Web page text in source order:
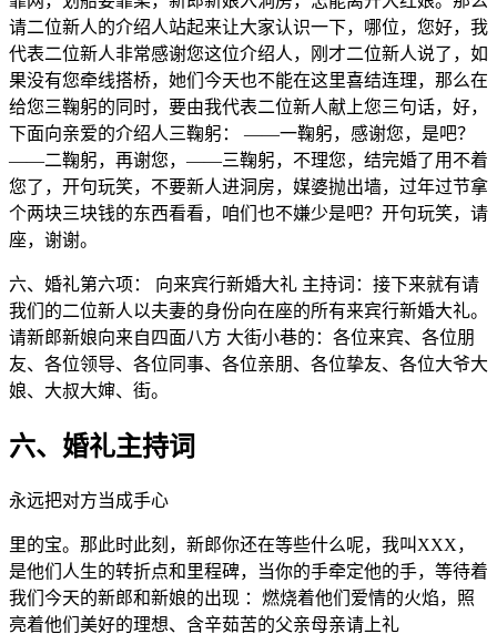
请二位新人的介绍人站起来让大家认识一下，哪位，您好，我
代表二位新人非常感谢您这位介绍人，刚才二位新人说了，如
果没有您牵线搭桥，她们今天也不能在这里喜结连理，那么在
给您三鞠躬的同时，要由我代表二位新人献上您三句话，好，
下面向亲爱的介绍人三鞠躬： ——一鞠躬，感谢您，是吧？
——二鞠躬，再谢您，——三鞠躬，不理您，结完婚了用不着
您了，开句玩笑，不要新人进洞房，媒婆抛出墙，过年过节拿
个两块三块钱的东西看看，咱们也不嫌少是吧？开句玩笑，请
座，谢谢。
六、婚礼第六项： 向来宾行新婚大礼 主持词：接下来就有请
我们的二位新人以夫妻的身份向在座的所有来宾行新婚大礼。
请新郎新娘向来自四面八方 大街小巷的：各位来宾、各位朋
友、各位领导、各位同事、各位亲朋、各位挚友、各位大爷大
娘、大叔大婶、街。
六、婚礼主持词
永远把对方当成手心
里的宝。那此时此刻，新郎你还在等些什么呢，我叫XXX，
是他们人生的转折点和里程碑，当你的手牵定他的手，等待着
我们今天的新郎和新娘的出现 ：燃烧着他们爱情的火焰，照
亮着他们美好的理想、含辛茹苦的父亲母亲请上礼